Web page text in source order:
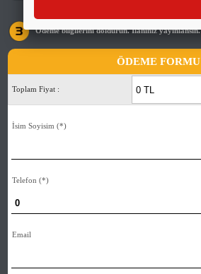
Ödeme bilgilerini doldurun. İlanınız yayınlansın.
ÖDEME FORMU
Toplam Fiyat :
İsim Soyisim(*)
Telefon(*)
Email